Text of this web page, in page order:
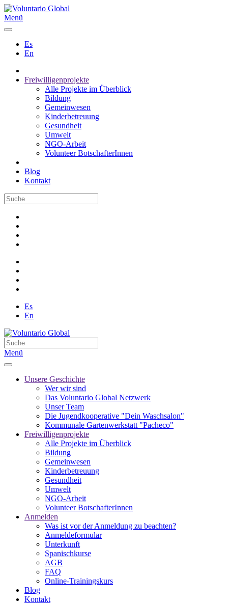
Menü
Es
En
Freiwilligenprojekte
Alle Projekte im Überblick
Bildung
Gemeinwesen
Kinderbetreuung
Gesundheit
Umwelt
NGO-Arbeit
Volunteer BotschafterInnen
Blog
Kontakt
Es
En
Menü
Unsere Geschichte
Wer wir sind
Das Voluntario Global Netzwerk
Unser Team
Die Jugendkooperative "Dein Waschsalon"
Kommunale Gartenwerkstatt "Pacheco"
Freiwilligenprojekte
Alle Projekte im Überblick
Bildung
Gemeinwesen
Kinderbetreuung
Gesundheit
Umwelt
NGO-Arbeit
Volunteer BotschafterInnen
Anmelden
Was ist vor der Anmeldung zu beachten?
Anmeldeformular
Unterkunft
Spanischkurse
AGB
FAQ
Online-Trainingskurs
Blog
Kontakt